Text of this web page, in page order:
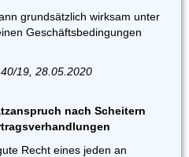
grundsätzlich wirksam unter
Geschäftsbedingungen
19, 28.05.2020
nach Scheitern
Recht eines jeden an